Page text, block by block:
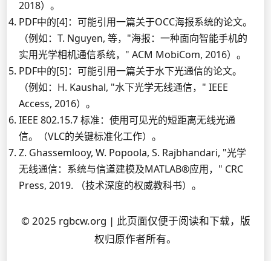
2018）。
PDF中的[4]：可能引用一篇关于OCC海报系统的论文。
（例如：T. Nguyen, 等，"海报：一种面向智能手机的
实用光学相机通信系统，" ACM MobiCom, 2016）。
PDF中的[5]：可能引用一篇关于水下光通信的论文。
（例如：H. Kaushal, "水下光学无线通信，" IEEE
Access, 2016）。
IEEE 802.15.7 标准：使用可见光的短距离无线光通
信。（VLC的关键标准化工作）。
Z. Ghassemlooy, W. Popoola, S. Rajbhandari, "光学
无线通信：系统与信道建模及MATLAB®应用，" CRC
Press, 2019. （技术深度的权威教科书）。
© 2025 rgbcw.org | 此页面仅便于阅读和下载，版
权归原作者所有。